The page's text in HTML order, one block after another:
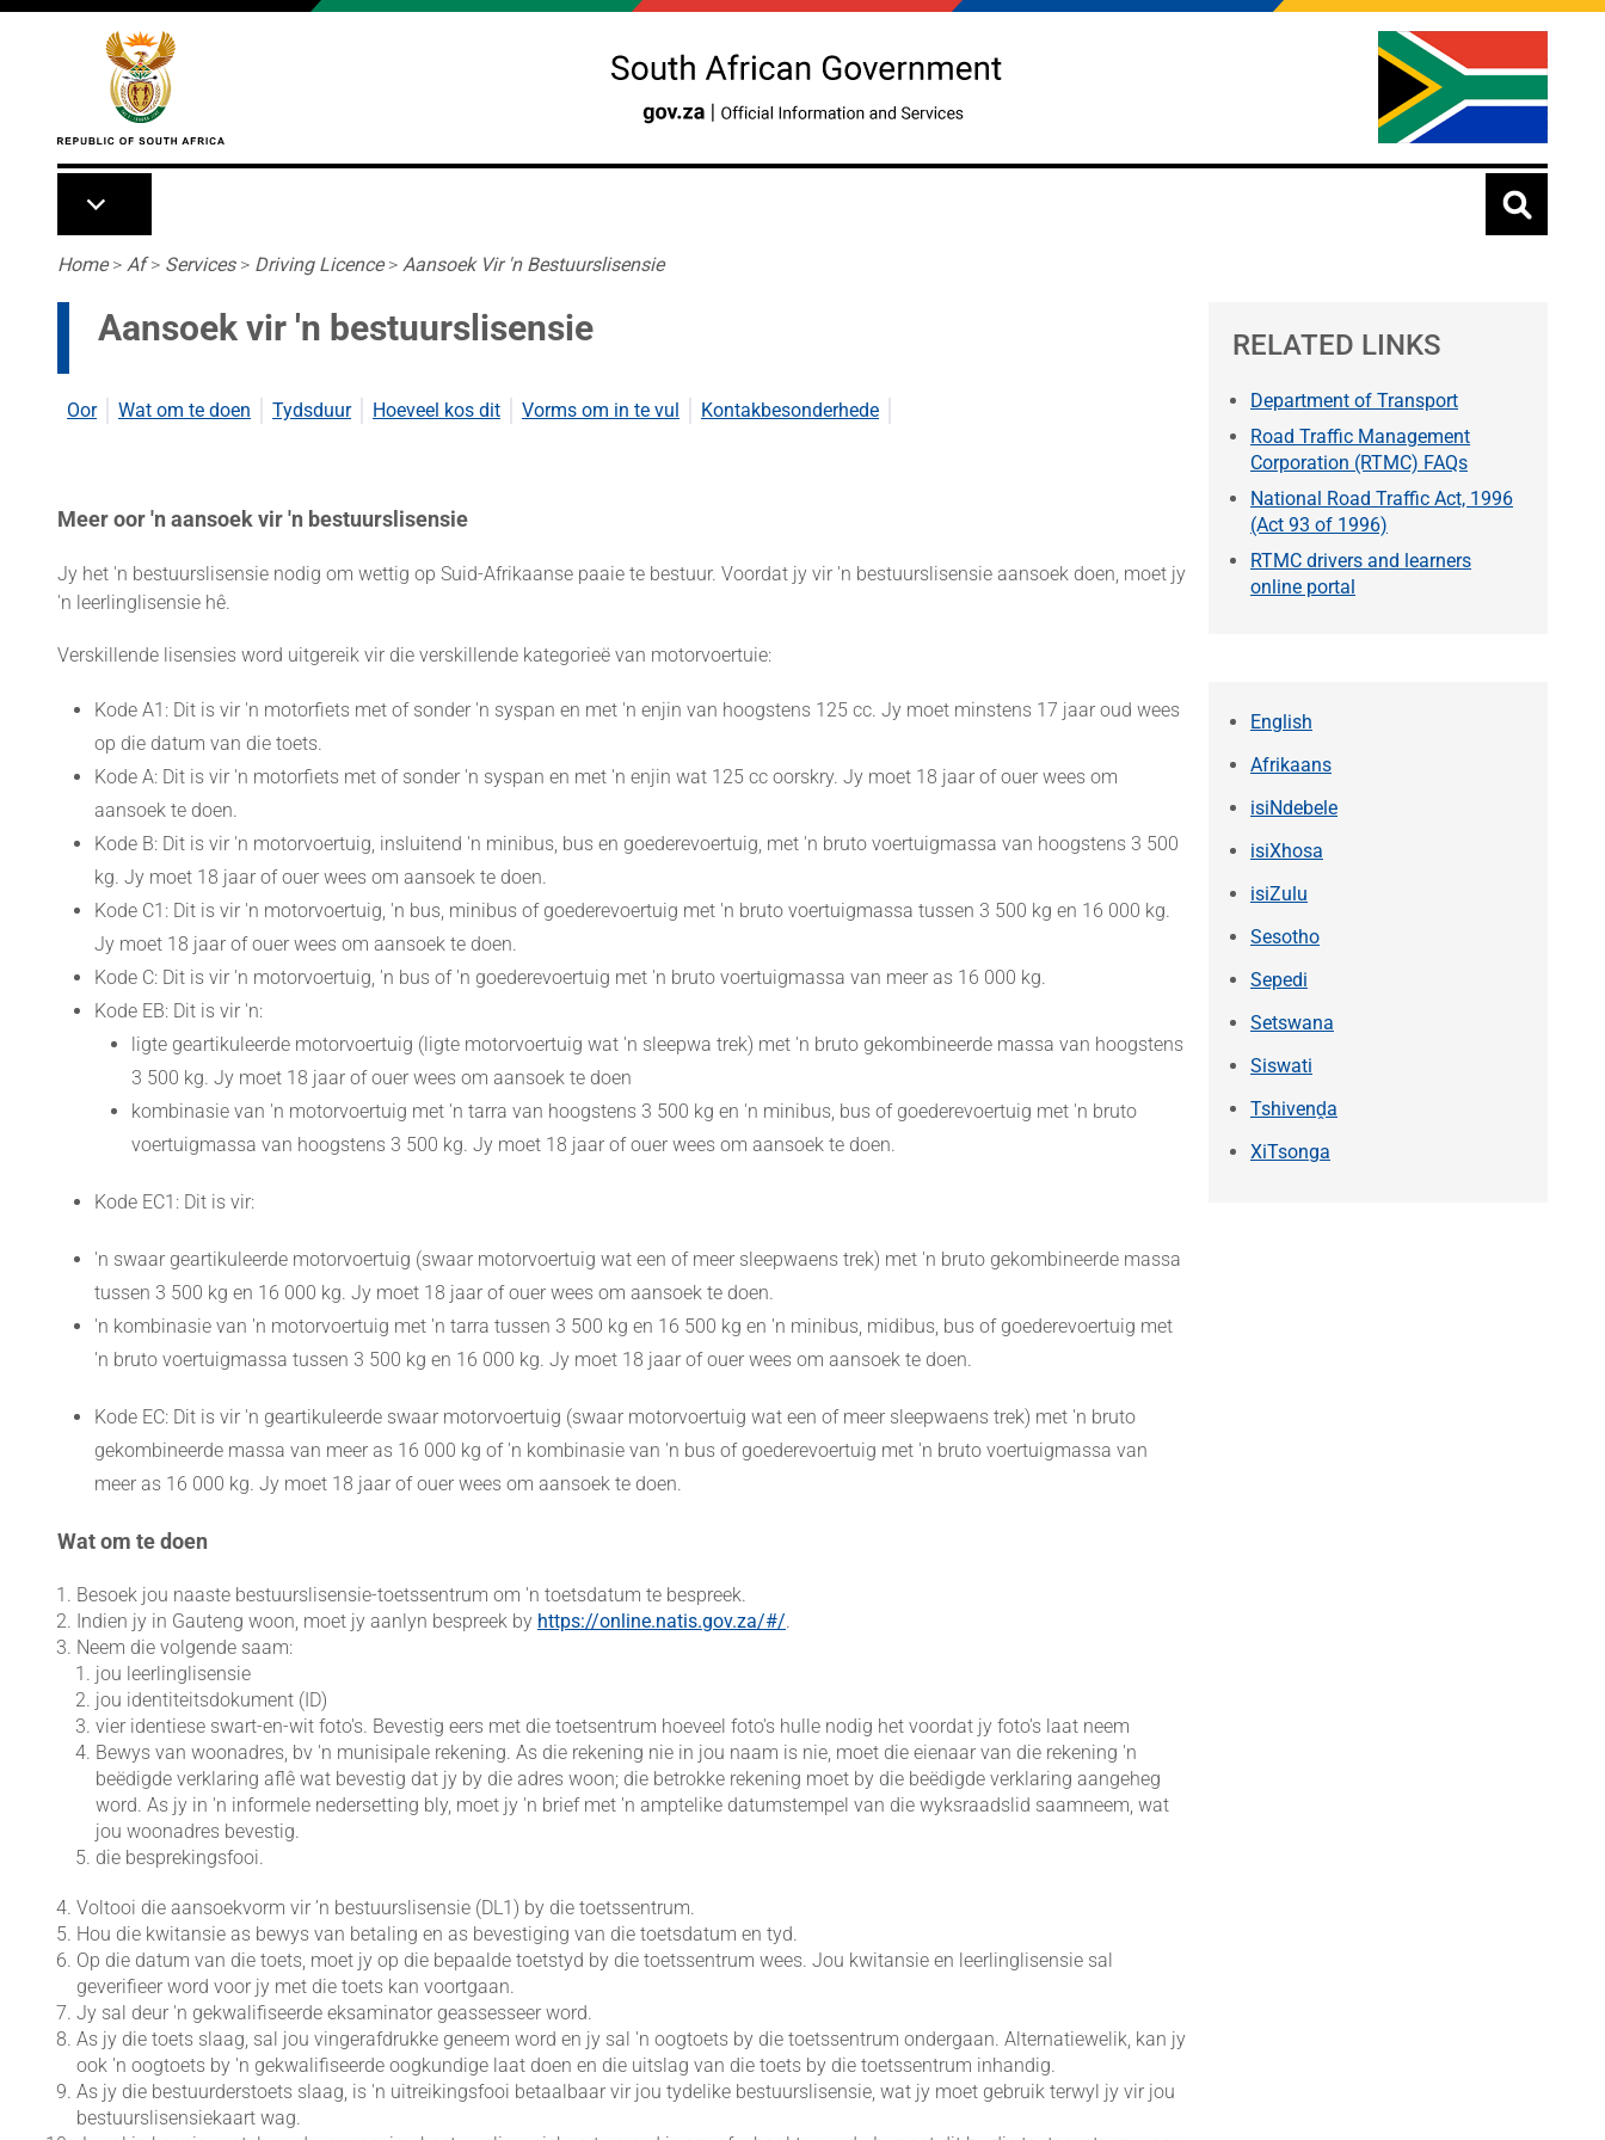
Skip to main content
Breadcrumb
Home> Af> Services> Driving Licence> Aansoek Vir 'n Bestuurslisensie
Aansoek vir 'n bestuurslisensie
Oor Wat om te doen Tydsduur Hoeveel kos dit Vorms om in te vul Kontakbesonderhede
Meer oor 'n aansoek vir 'n bestuurslisensie
Jy het 'n bestuurslisensie nodig om wettig op Suid-Afrikaanse paaie te bestuur. Voordat jy vir 'n bestuurslisensie aansoek doen, moet jy
'n leerlinglisensie hê.
Verskillende lisensies word uitgereik vir die verskillende kategorieë van motorvoertuie:
Kode A1: Dit is vir 'n motorfiets met of sonder 'n syspan en met 'n enjin van hoogstens 125 cc. Jy moet minstens 17 jaar oud wees
op die datum van die toets.
Kode A: Dit is vir 'n motorfiets met of sonder 'n syspan en met 'n enjin wat 125 cc oorskry. Jy moet 18 jaar of ouer wees om
aansoek te doen.
Kode B: Dit is vir 'n motorvoertuig, insluitend 'n minibus, bus en goederevoertuig, met 'n bruto voertuigmassa van hoogstens 3 500
kg. Jy moet 18 jaar of ouer wees om aansoek te doen.
Kode C1: Dit is vir 'n motorvoertuig, 'n bus, minibus of goederevoertuig met 'n bruto voertuigmassa tussen 3 500 kg en 16 000 kg.
Jy moet 18 jaar of ouer wees om aansoek te doen.
Kode C: Dit is vir 'n motorvoertuig, 'n bus of 'n goederevoertuig met 'n bruto voertuigmassa van meer as 16 000 kg.
Kode EB: Dit is vir 'n:
ligte geartikuleerde motorvoertuig (ligte motorvoertuig wat 'n sleepwa trek) met 'n bruto gekombineerde massa van hoogstens
3 500 kg. Jy moet 18 jaar of ouer wees om aansoek te doen
kombinasie van 'n motorvoertuig met 'n tarra van hoogstens 3 500 kg en 'n minibus, bus of goederevoertuig met 'n bruto
voertuigmassa van hoogstens 3 500 kg. Jy moet 18 jaar of ouer wees om aansoek te doen.
Kode EC1: Dit is vir:
'n swaar geartikuleerde motorvoertuig (swaar motorvoertuig wat een of meer sleepwaens trek) met 'n bruto gekombineerde massa
tussen 3 500 kg en 16 000 kg. Jy moet 18 jaar of ouer wees om aansoek te doen.
'n kombinasie van 'n motorvoertuig met 'n tarra tussen 3 500 kg en 16 500 kg en 'n minibus, midibus, bus of goederevoertuig met
'n bruto voertuigmassa tussen 3 500 kg en 16 000 kg. Jy moet 18 jaar of ouer wees om aansoek te doen.
Kode EC: Dit is vir 'n geartikuleerde swaar motorvoertuig (swaar motorvoertuig wat een of meer sleepwaens trek) met 'n bruto
gekombineerde massa van meer as 16 000 kg of 'n kombinasie van 'n bus of goederevoertuig met 'n bruto voertuigmassa van
meer as 16 000 kg. Jy moet 18 jaar of ouer wees om aansoek te doen.
Wat om te doen
Besoek jou naaste bestuurslisensie-toetssentrum om 'n toetsdatum te bespreek.
Indien jy in Gauteng woon, moet jy aanlyn bespreek by https://online.natis.gov.za/#/.
Neem die volgende saam:
jou leerlinglisensie
jou identiteitsdokument (ID)
vier identiese swart-en-wit foto's. Bevestig eers met die toetsentrum hoeveel foto's hulle nodig het voordat jy foto's laat neem
Bewys van woonadres, bv 'n munisipale rekening. As die rekening nie in jou naam is nie, moet die eienaar van die rekening 'n
beëdigde verklaring aflê wat bevestig dat jy by die adres woon; die betrokke rekening moet by die beëdigde verklaring aangeheg
word. As jy in 'n informele nedersetting bly, moet jy 'n brief met 'n amptelike datumstempel van die wyksraadslid saamneem, wat
jou woonadres bevestig.
die besprekingsfooi.
Voltooi die aansoekvorm vir ’n bestuurslisensie (DL1) by die toetssentrum.
Hou die kwitansie as bewys van betaling en as bevestiging van die toetsdatum en tyd.
Op die datum van die toets, moet jy op die bepaalde toetstyd by die toetssentrum wees. Jou kwitansie en leerlinglisensie sal
geverifieer word voor jy met die toets kan voortgaan.
Jy sal deur 'n gekwalifiseerde eksaminator geassesseer word.
As jy die toets slaag, sal jou vingerafdrukke geneem word en jy sal 'n oogtoets by die toetssentrum ondergaan. Alternatiewelik, kan jy
ook 'n oogtoets by 'n gekwalifiseerde oogkundige laat doen en die uitslag van die toets by die toetssentrum inhandig.
As jy die bestuurderstoets slaag, is 'n uitreikingsfooi betaalbaar vir jou tydelike bestuurslisensie, wat jy moet gebruik terwyl jy vir jou
bestuurslisensiekaart wag.
RELATED LINKS
Department of Transport
Road Traffic Management
Corporation (RTMC) FAQs
National Road Traffic Act, 1996
(Act 93 of 1996)
RTMC drivers and learners
online portal
English
Afrikaans
isiNdebele
isiXhosa
isiZulu
Sesotho
Sepedi
Setswana
Siswati
Tshivenḓa
XiTsonga